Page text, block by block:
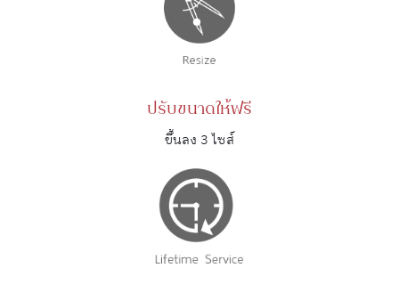
ปรับขนาดให้ฟรี
ขึ้นลง 3 ไซส์